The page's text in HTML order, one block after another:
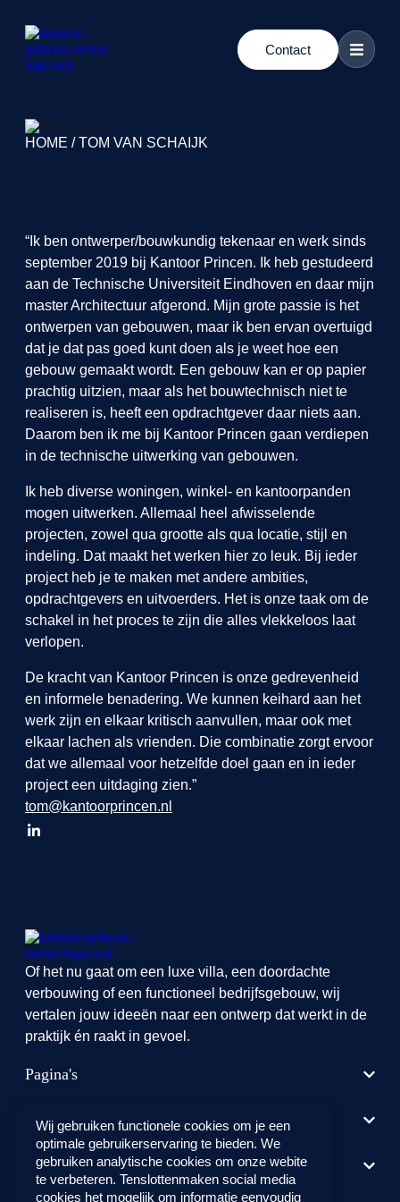
Contact
HOME /TOM VAN SCHAIJK
“Ik ben ontwerper/bouwkundig tekenaar en werk sinds
september 2019 bij Kantoor Princen. Ik heb gestudeerd
aan de Technische Universiteit Eindhoven en daar mijn
master Architectuur afgerond. Mijn grote passie is het
ontwerpen van gebouwen, maar ik ben ervan overtuigd
dat je dat pas goed kunt doen als je weet hoe een
gebouw gemaakt wordt. Een gebouw kan er op papier
prachtig uitzien, maar als het bouwtechnisch niet te
realiseren is, heeft een opdrachtgever daar niets aan.
Daarom ben ik me bij Kantoor Princen gaan verdiepen
in de technische uitwerking van gebouwen.
Ik heb diverse woningen, winkel- en kantoorpanden
mogen uitwerken. Allemaal heel afwisselende
projecten, zowel qua grootte als qua locatie, stijl en
indeling. Dat maakt het werken hier zo leuk. Bij ieder
project heb je te maken met andere ambities,
opdrachtgevers en uitvoerders. Het is onze taak om de
schakel in het proces te zijn die alles vlekkeloos laat
verlopen.
De kracht van Kantoor Princen is onze gedrevenheid
en informele benadering. We kunnen keihard aan het
werk zijn en elkaar kritisch aanvullen, maar ook met
elkaar lachen als vrienden. Die combinatie zorgt ervoor
dat we allemaal voor hetzelfde doel gaan en in ieder
project een uitdaging zien.”
tom@kantoorprincen.nl
Of het nu gaat om een luxe villa, een doordachte
verbouwing of een functioneel bedrijfsgebouw, wij
vertalen jouw ideeën naar een ontwerp dat werkt in de
praktijk én raakt in gevoel.
Pagina's
Informatie
Social Media
Wij gebruiken functionele cookies om je een
optimale gebruikerservaring te bieden. We
gebruiken analytische cookies om onze webite
te verbeteren. Tenslottenmaken social media
cookies het mogelijk om informatie eenvoudig